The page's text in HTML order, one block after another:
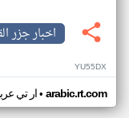
اخبار جزر
YU55DX
ار تي• arabic.rt.com